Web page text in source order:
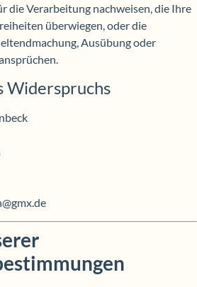
die Verarbeitung nachweisen, die Ihre
überwiegen, oder die
Ausübung oder
Widerspruchs